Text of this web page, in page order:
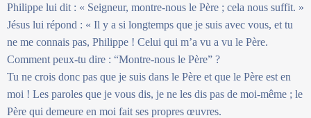
Philippe lui dit : « Seigneur, montre-nous le Père ; cela nous suffit. »
Jésus lui répond : « Il y a si longtemps que je suis avec vous, et tu
ne me connais pas, Philippe ! Celui qui m’a vu a vu le Père.
Comment peux-tu dire : “Montre-nous le Père” ?
Tu ne crois donc pas que je suis dans le Père et que le Père est en
moi ! Les paroles que je vous dis, je ne les dis pas de moi-même ; le
Père qui demeure en moi fait ses propres œuvres.